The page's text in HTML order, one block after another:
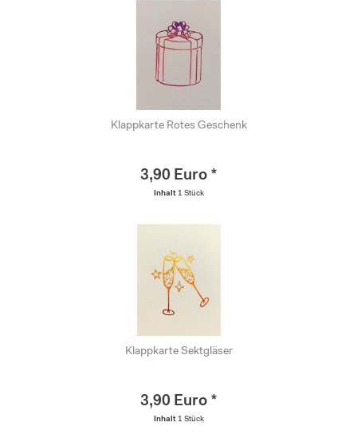
Klappkarte Rotes Geschenk
3,90 Euro *
Inhalt 1 Stück
Klappkarte Sektgläser
3,90 Euro *
Inhalt 1 Stück